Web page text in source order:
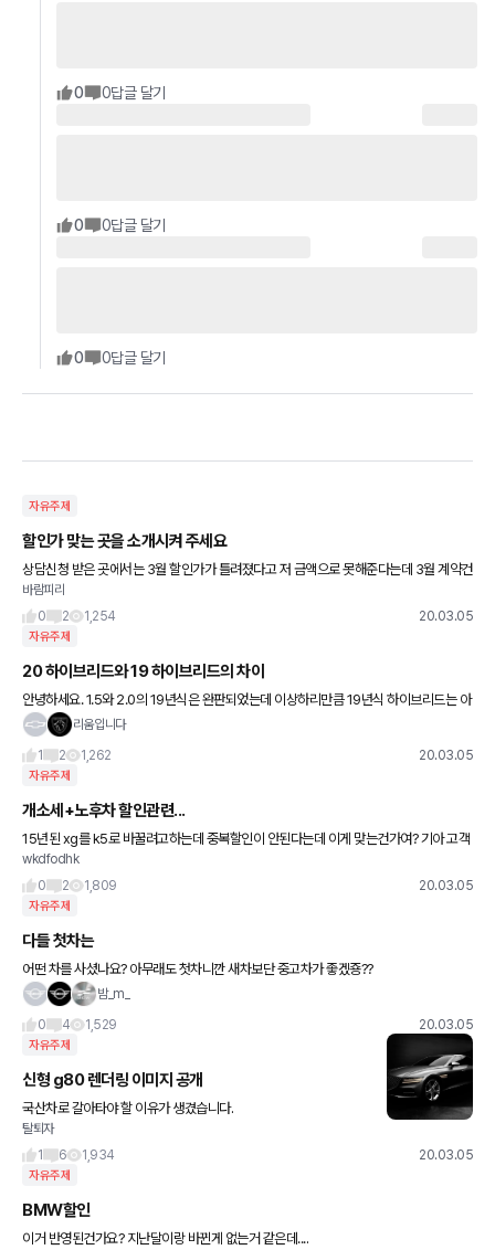
0 0답글 달기
0 0답글 달기
0 0답글 달기
자유주제
할인가 맞는 곳을 소개시켜 주세요
상담신청 받은 곳에서는 3월 할인가가 틀려졌다고 저 금액으로 못해준다는데 3월 계약건
에 할인률 그대로 적용된 케이스가 있네요? 저곳을 소개시켜주세요
바람피리
0
2 1,254 20.03.05
자유주제
20 하이브리드와 19 하이브리드의 차이
안녕하세요. 1.5와 2.0의 19년식은 완판되었는데 이상하리만큼 19년식 하이브리드는 아
직 완판전이네요. 저 개인적으로는 20년식 하이브리드를 기다리고 있는데 20년식 하이
리움입니다
1
2 1,262 20.03.05
자유주제
개소세+노후차 할인관련...
15년된 xg를 k5로 바꿀려고하는데 중복할인이 안된다는데 이게 맞는건가여? 기아 고객
센터에선 중복은 법안이 통과가 안됐다구 확정이 아니라는데 이거에 대해서 잘아시는분
계신가여? 네이버에선 찾아보
wkdfodhk
0
2 1,809 20.03.05
자유주제
다들 첫차는
어떤 차를 사셨나요? 아무래도 첫차니깐 새차보단 중고차가 좋겠죵??
밤_m_
0
4 1,529 20.03.05
자유주제
신형 g80 렌더링 이미지 공개
국산차로 갈아타야 할 이유가 생겼습니다.
탈퇴자
1
6 1,934 20.03.05
자유주제
BMW할인
이거 반영된건가요? 지난달이랑 바뀐게 없는거 같은데....